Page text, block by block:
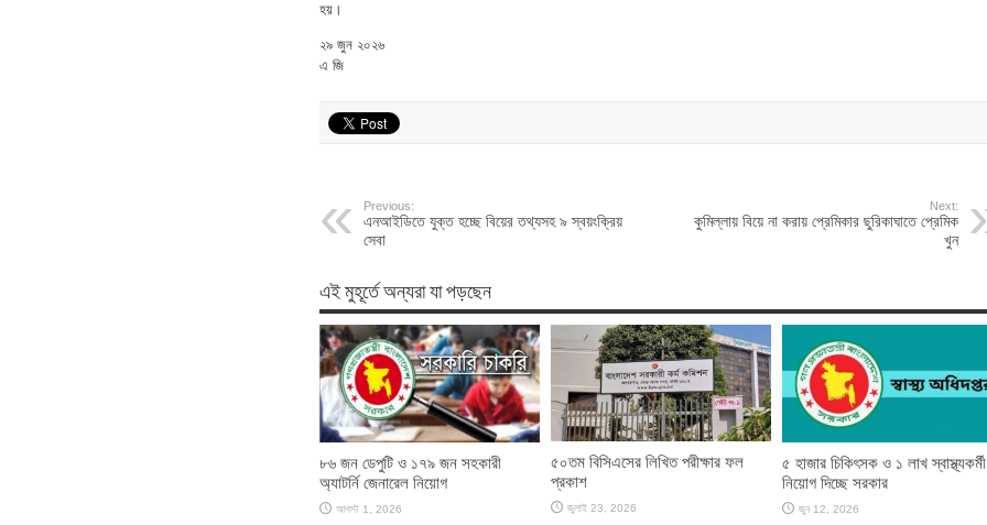
হয়।
২৯ জুন ২০২৬
এ জি
Previous:
এনআইডিতে যুক্ত হচ্ছে বিয়ের তথ্যসহ ৯ স্বয়ংক্রিয়
সেবা
Next:
কুমিল্লায় বিয়ে না করায় প্রেমিকার ছুরিকাঘাতে প্রেমিক
খুন
এই মুহূর্তে অন্যরা যা পড়ছেন
৮৬ জন ডেপুটি ও ১৭৯ জন সহকারী
অ্যাটর্নি জেনারেল নিয়োগ
আগস্ট 1, 2026
৫০তম বিসিএসের লিখিত পরীক্ষার ফল
প্রকাশ
জুলাই 23, 2026
৫ হাজার চিকিৎসক ও ১ লাখ স্বাস্থ্যকর্মী
নিয়োগ দিচ্ছে সরকার
জুন 12, 2026